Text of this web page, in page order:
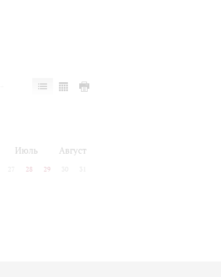
Июль Август
27 28 29 30 31